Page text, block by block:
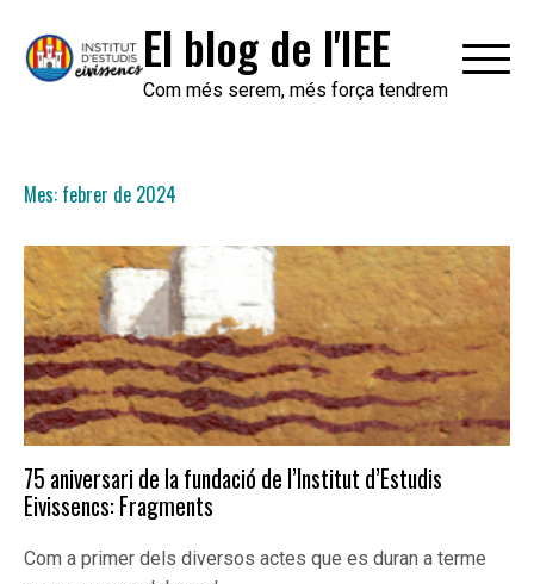
content
El blog de l'IEE
Com més serem, més força tendrem
Mes: febrer de 2024
75 aniversari de la fundació de l’Institut d’Estudis
Eivissencs: Fragments
Com a primer dels diversos actes que es duran a terme